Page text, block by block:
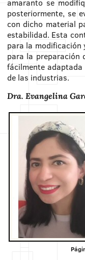
posteriormente, se
con dicho material
estabilidad. Esta
para la
para la preparación
fácilmente
de las industrias.
Dra. Evangelina